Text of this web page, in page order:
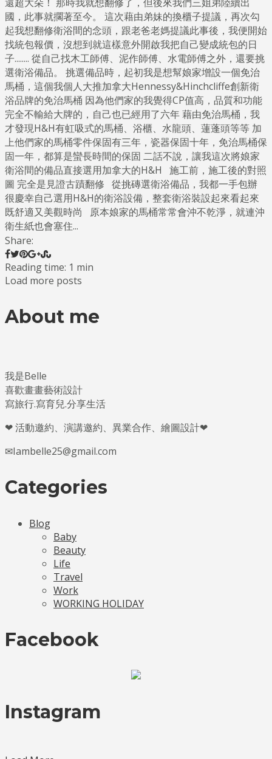
國，此事就擱著至今。 這次藉由弟妹的換櫃子提議，再次勾
起我想翻修衛浴間的念頭，跟老爸老媽提議此事後，我便開始
找統包報價，沒想到就這樣意外開啟我把自己變成統包的日
子........ 從自己找木工師傅、泥作師傅、水電師傅之外，還要挑
選衛浴備品。 挑選備品時，起初我是想幫娘家增設一個免治
馬桶，這個我個人大推加拿大Hennessy&Hinchcliffe創新衛
浴品牌的免治馬桶 因為他們家的我覺得CP值高，品質和功能
完全不輸給大牌的，自己也已經用了六年 藉由免治馬桶，我
才發現H&H有虹吸式的馬桶、浴櫃、水龍頭、蓮蓬頭等等 加
上他們家的馬桶零件保固有三年，瓷器保固十年，免治馬桶保
固一年，都算是蠻長時間的保固 二話不說，讓我這次將娘家
衛浴間的備品直接選用加拿大的H&H 施工前，施工後的對照
圖 完全是見證古蹟翻修 從挑磚選衛浴備品，我都一手包辦
很慶幸自己選用H&H的衛浴設備，整套衛浴裝設起來看起來
既舒適又美觀時尚 原本娘家的馬桶常常會沖不乾淨，就連沖
衛生紙也會塞住...
Share:
Reading time: 1 min
Load more posts
About me
我是Belle
喜歡畫畫藝術設計
寫旅行.寫育兒.分享生活
❤ 活動邀約、演講邀約、異業合作、繪圖設計❤
✉Iambelle25@gmail.com
Categories
Blog
Baby
Beauty
Life
Travel
Work
WORKING HOLIDAY
Facebook
Instagram